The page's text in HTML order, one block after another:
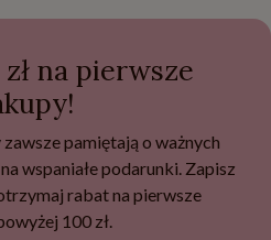
na pierwsze
pamiętają o ważnych
wspaniałe podarunki. Zapisz
rabat na pierwsze
100 zł.